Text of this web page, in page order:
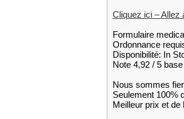
Cliquez ici – Allez
Formulaire
Ordonnance
Disponibilité: In
Note 4,92 / 5
Nous sommes
Seulement 100%
Meilleur prix et de